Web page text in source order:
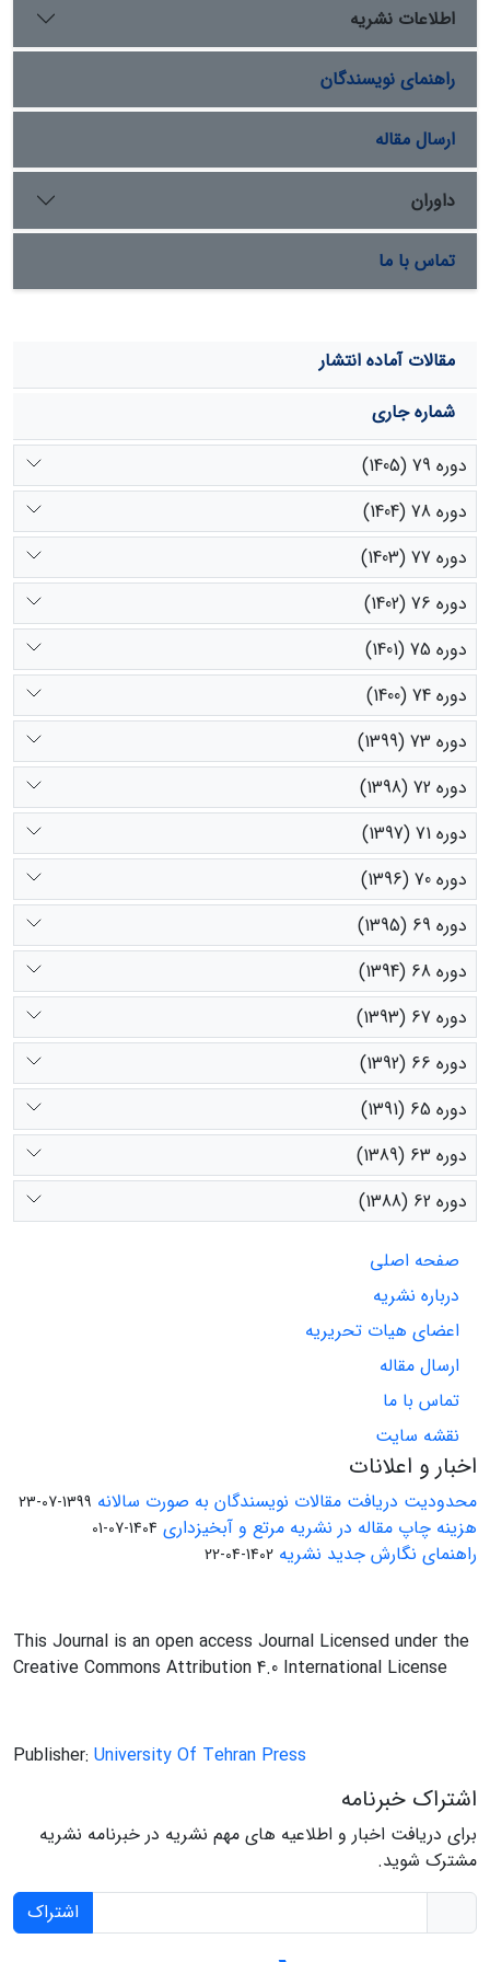
باعث افزایش معنی‌دار طول ریشه به اندازۀ 35/58 میلی متر
درB. tomentellus
به­طور کلی نتایجاین تحقیق نشان
داد که گونه‌های مختلف گیاهی در مواجهه با چرای مداوم با به‌­­­‌‌
سنجی در مصرف منابع واکنش‌های مختلفی بسته به نوع گونه
از خود نشان می­دهند. شناسایی تغییرات ریختی در گونه‌های
شاخص کمک شایانی به مدیریت چرایی پایدار در مراتع
می‌‌نماید.
اطلاعات نشریه
راهنمای نویسندگان
ارسال مقاله
داوران
تماس با ما
مقالات آماده انتشار
شماره جاری
دوره 79 (1405)
دوره 78 (1404)
دوره 77 (1403)
دوره 76 (1402)
دوره 75 (1401)
دوره 74 (1400)
دوره 73 (1399)
دوره 72 (1398)
دوره 71 (1397)
دوره 70 (1396)
دوره 69 (1395)
دوره 68 (1394)
دوره 67 (1393)
دوره 66 (1392)
دوره 65 (1391)
دوره 63 (1389)
دوره 62 (1388)
صفحه اصلی
درباره نشریه
اعضای هیات تحریریه
ارسال مقاله
تماس با ما
نقشه سایت
اخبار و اعلانات
محدودیت دریافت مقالات نویسندگان به صورت سالانه 1399-07-23
هزینه چاپ مقاله در نشریه مرتع و آبخیزداری 1404-07-01
راهنمای نگارش جدید نشریه 1402-04-22
This Journal is an open access Journal Licensed under the
Creative Commons Attribution 4.0 International License
Publisher: University Of Tehran Press
اشتراک خبرنامه
برای دریافت اخبار و اطلاعیه های مهم نشریه در خبرنامه نشریه
مشترک شوید.
اشتراک